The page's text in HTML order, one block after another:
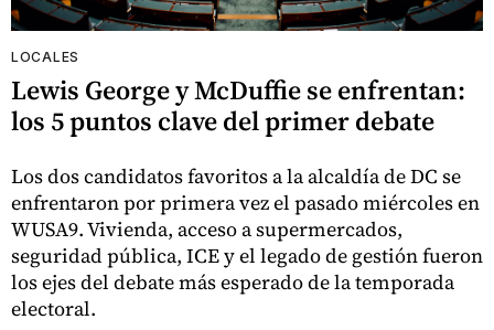
LOCALES
Lewis George y McDuffie se enfrentan:
los 5 puntos clave del primer debate
Los dos candidatos favoritos a la alcaldía de DC se
enfrentaron por primera vez el pasado miércoles en
WUSA9. Vivienda, acceso a supermercados,
seguridad pública, ICE y el legado de gestión fueron
los ejes del debate más esperado de la temporada
electoral.